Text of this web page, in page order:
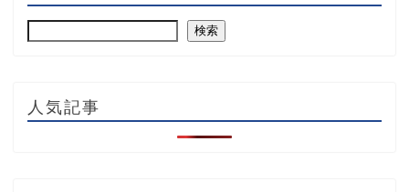
検索
人気記事